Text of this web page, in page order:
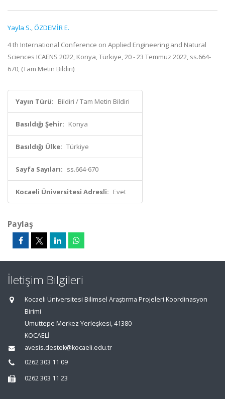
Yayla S.,ÖZDEMİR E.
4 th International Conference on Applied Engineering and Natural
Sciences ICAENS 2022, Konya, Türkiye, 20 - 23 Temmuz 2022, ss.664-
670, (Tam Metin Bildiri)
Yayın Türü: Bildiri / Tam Metin Bildiri
Basıldığı Şehir: Konya
Basıldığı Ülke: Türkiye
Sayfa Sayıları: ss.664-670
Kocaeli Üniversitesi Adresli: Evet
Paylaş
İletişim Bilgileri
Kocaeli Üniversitesi Bilimsel Araştırma Projeleri Koordinasyon
Birimi
Umuttepe Merkez Yerleşkesi, 41380
KOCAELİ
avesis.destek@kocaeli.edu.tr
0262 303 11 09
0262 303 11 23